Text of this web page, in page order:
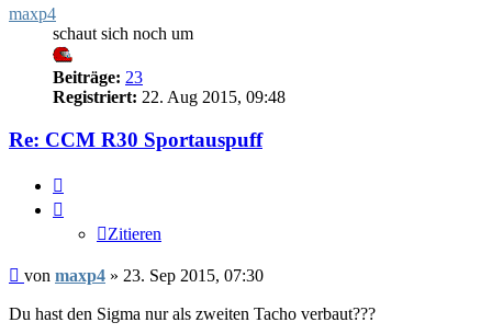
maxp4
schaut sich noch um
Beiträge: 23
Registriert: 22. Aug 2015, 09:48
Re: CCM R30 Sportauspuff
Zitieren
Beitrag
von maxp4 » 23. Sep 2015, 07:30
Du hast den Sigma nur als zweiten Tacho verbaut???